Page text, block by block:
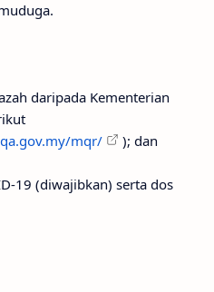
daripada Kementerian
mqr/ ); dan
19 (diwajibkan) serta dos